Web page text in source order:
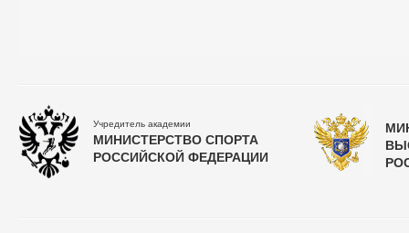
Учредитель академии
МИНИСТЕРСТВО СПОРТА
РОССИЙСКОЙ ФЕДЕРАЦИИ